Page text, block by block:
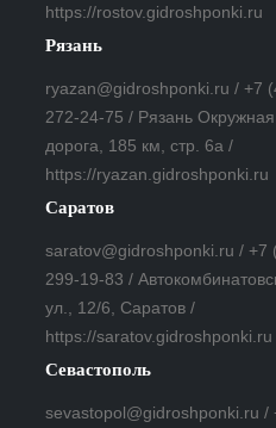
https://rostov.gidroshponki.ru
Рязань
ryazan@gidroshponki.ru / +7
272-24-75 / Рязань Окружная
дорога, 185 км, стр. 6а /
https://ryazan.gidroshponki.ru
Саратов
saratov@gidroshponki.ru / +7
299-19-83 /
ул., 12/6, Саратов /
https://saratov.gidroshponki.ru
Севастополь
sevastopol@gidroshponki.ru /